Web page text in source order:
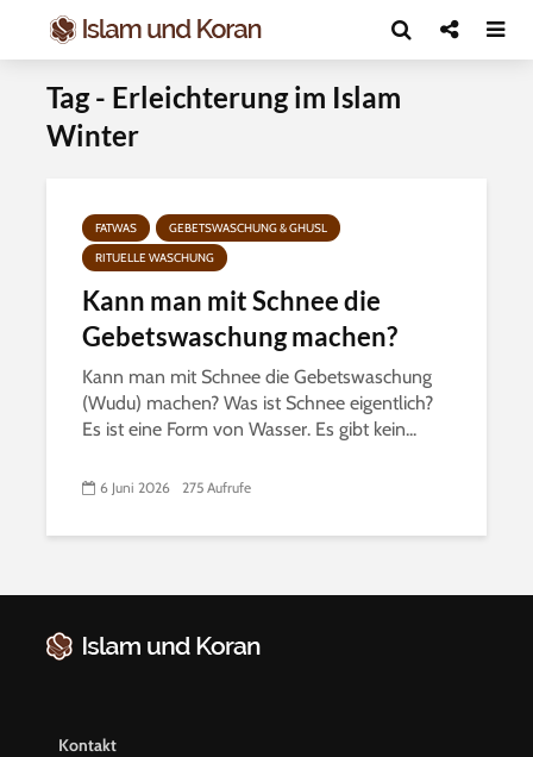
Tag - Erleichterung im Islam
Winter
FATWAS
GEBETSWASCHUNG & GHUSL
RITUELLE WASCHUNG
Kann man mit Schnee die
Gebetswaschung machen?
Kann man mit Schnee die Gebetswaschung
(Wudu) machen? Was ist Schnee eigentlich?
Es ist eine Form von Wasser. Es gibt kein...
6 Juni 2026 275 Aufrufe
Kontakt